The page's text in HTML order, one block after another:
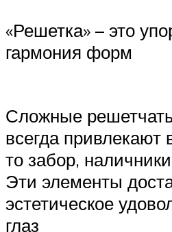
«Решетка» – это
гармония форм
Сложные
всегда привлекают
то забор,
Эти элементы
эстетическое
глаз